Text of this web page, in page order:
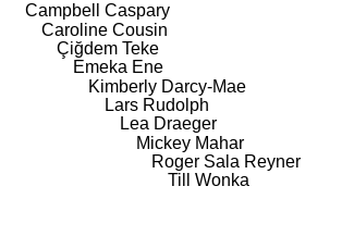
Campbell Caspary
Caroline Cousin
Çiğdem Teke
Emeka Ene
Kimberly Darcy-Mae
Lars Rudolph
Lea Draeger
Mickey Mahar
Roger Sala Reyner
Till Wonka